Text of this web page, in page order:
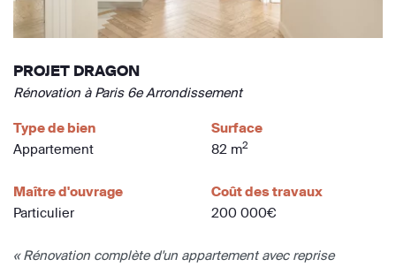
PROJET DRAGON
Rénovation à Paris 6e Arrondissement
Type de bien
Appartement
Surface
82 m2
Maître d'ouvrage
Particulier
Coût des travaux
200 000€
« Rénovation complète d'un appartement avec reprise